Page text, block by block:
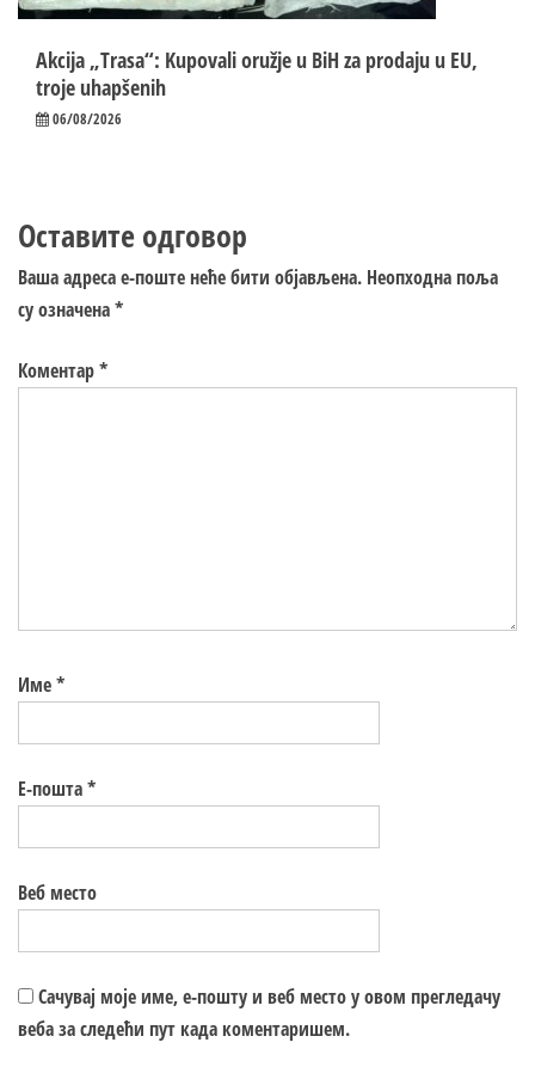
Akcija „Trasa“: Kupovali oružje u BiH za prodaju u EU,
troje uhapšenih
06/08/2026
Оставите одговор
Ваша адреса е-поште неће бити објављена. Неопходна поља
су означена*
Коментар*
Име*
Е-пошта*
Веб место
Сачувај моје име, е-пошту и веб место у овом прегледачу
веба за следећи пут када коментаришем.